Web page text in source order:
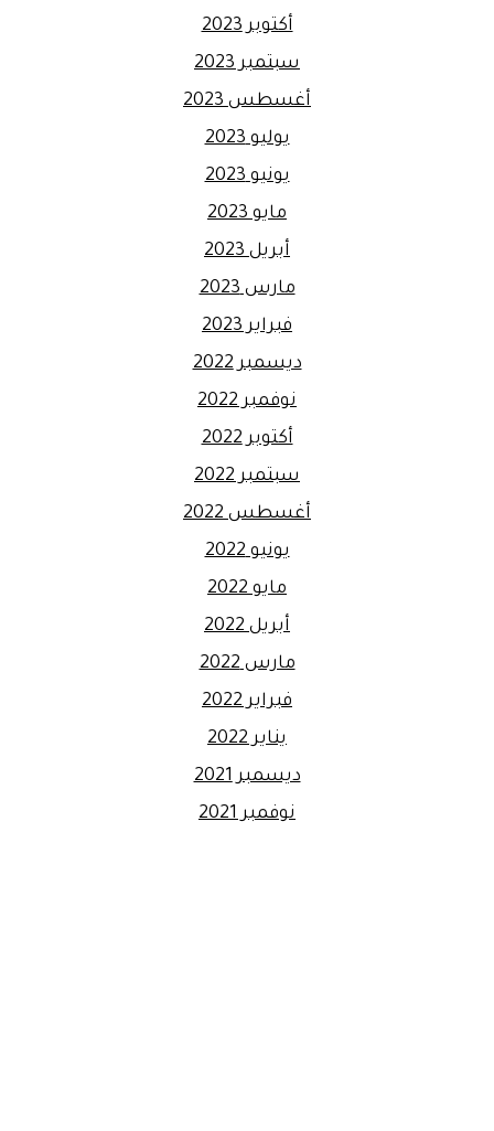
أكتوبر 2023
سبتمبر 2023
أغسطس 2023
يوليو 2023
يونيو 2023
مايو 2023
أبريل 2023
مارس 2023
فبراير 2023
ديسمبر 2022
نوفمبر 2022
أكتوبر 2022
سبتمبر 2022
أغسطس 2022
يونيو 2022
مايو 2022
أبريل 2022
مارس 2022
فبراير 2022
يناير 2022
ديسمبر 2021
نوفمبر 2021